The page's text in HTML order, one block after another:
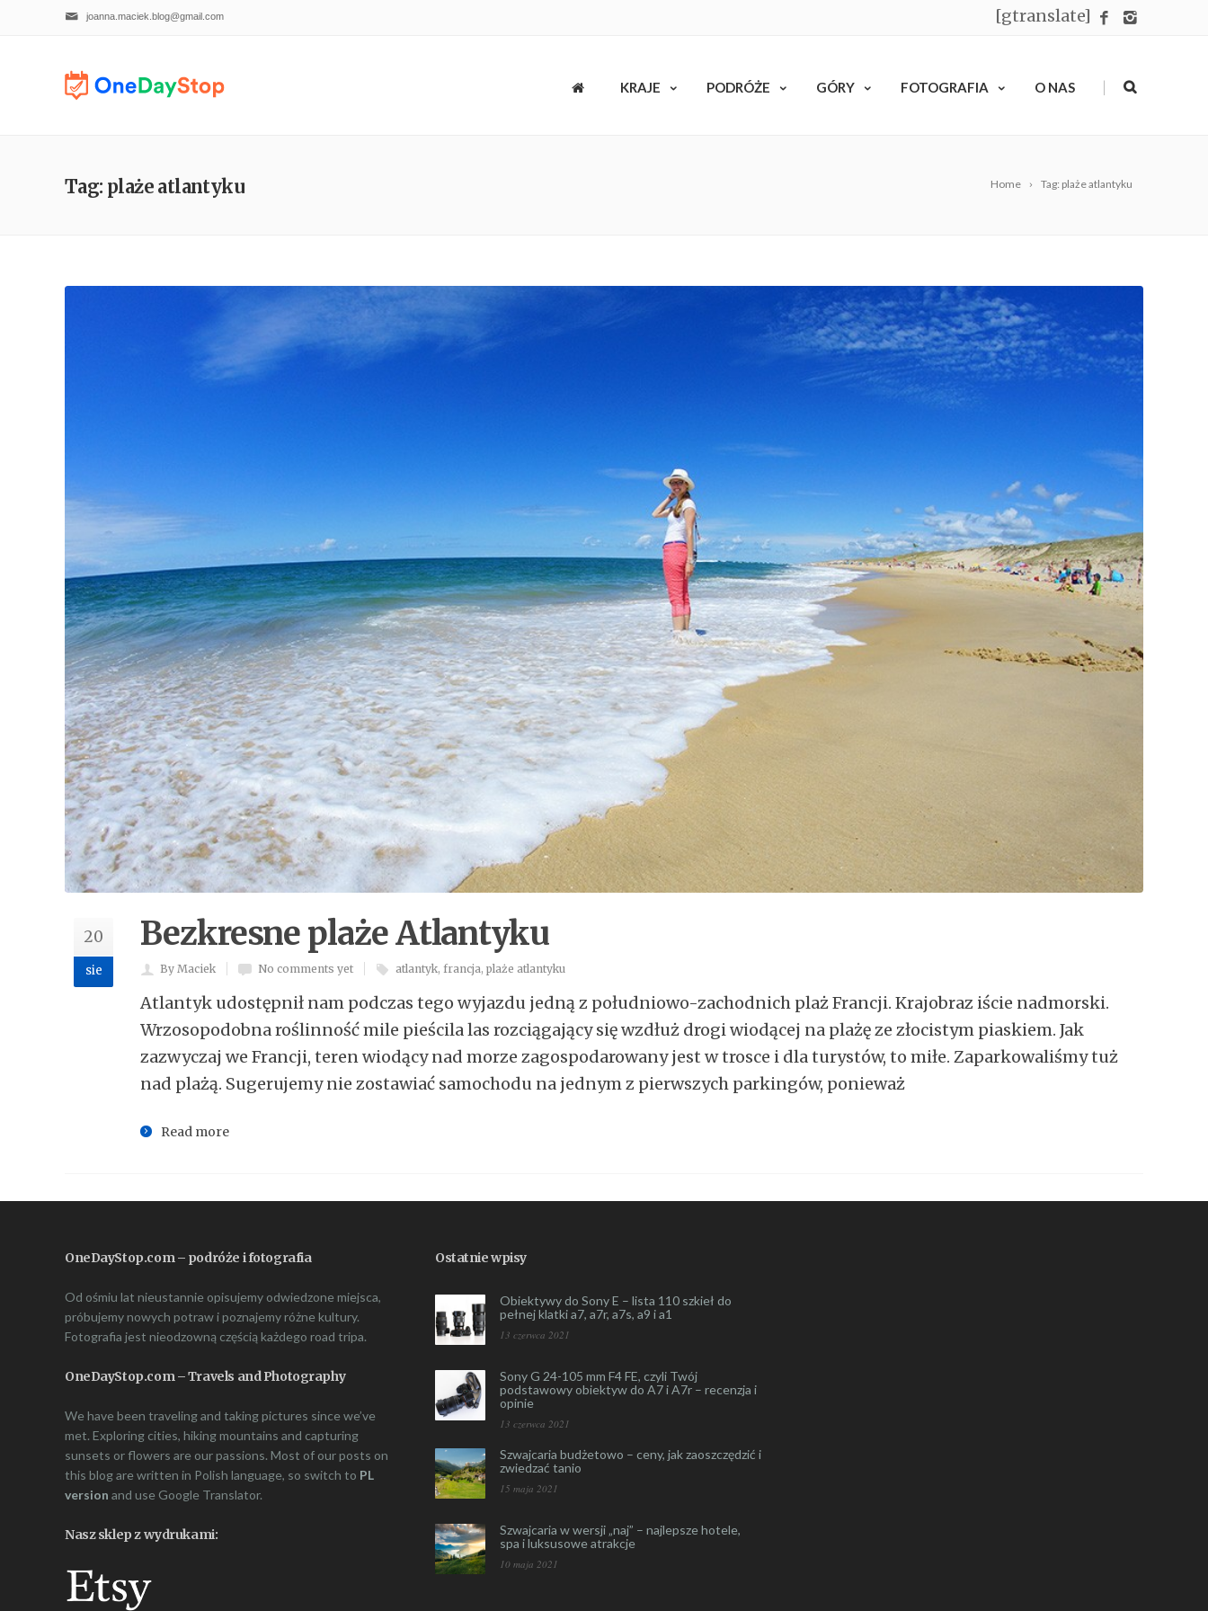
joanna.maciek.blog@gmail.com [gtranslate]
KRAJE PODRÓŻE GÓRY FOTOGRAFIA O NAS |
Home Tag: plaże atlantyku
Tag: plaże atlantyku
20
sie
Bezkresne plaże Atlantyku
By Maciek No comments yet atlantyk, francja, plaże atlantyku
Atlantyk udostępnił nam podczas tego wyjazdu jedną z południowo-zachodnich plaż Francji. Krajobraz iście nadmorski.
Wrzosopodobna roślinność mile pieścila las rozciągający się wzdłuż drogi wiodącej na plażę ze złocistym piaskiem. Jak
zazwyczaj we Francji, teren wiodący nad morze zagospodarowany jest w trosce i dla turystów, to miłe. Zaparkowaliśmy tuż
nad plażą. Sugerujemy nie zostawiać samochodu na jednym z pierwszych parkingów, ponieważ
Read more
OneDayStop.com – podróże i fotografia
Od ośmiu lat nieustannie opisujemy odwiedzone miejsca,
próbujemy nowych potraw i poznajemy różne kultury.
Fotografia jest nieodzowną częścią każdego road tripa.
OneDayStop.com – Travels and Photography
We have been traveling and taking pictures since we’ve
met. Exploring cities, hiking mountains and capturing
sunsets or flowers are our passions. Most of our posts on
this blog are written in Polish language, so switch to PL
version and use Google Translator.
Nasz sklep z wydrukami:
Ostatnie wpisy
Obiektywy do Sony E – lista 110 szkieł do
pełnej klatki a7, a7r, a7s, a9 i a1
13 czerwca 2021
Sony G 24-105 mm F4 FE, czyli Twój
podstawowy obiektyw do A7 i A7r – recenzja i
opinie
13 czerwca 2021
Szwajcaria budżetowo – ceny, jak zaoszczędzić i
zwiedzać tanio
15 maja 2021
Szwajcaria w wersji „naj” – najlepsze hotele,
spa i luksusowe atrakcje
10 maja 2021